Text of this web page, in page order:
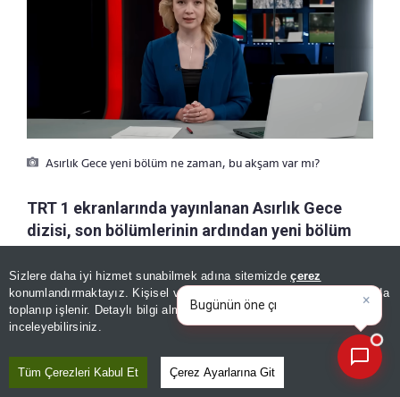
Sizlere daha iyi hizmet sunabilmek adına sitemizdeçerez
konumlandırmaktayız. Kişisel verileriniz, KVKK ve GDPR kapsamında
toplanıp işlenir. Detaylı bilgi almak içinAydınlatma Metnimizi
inceleyebilirsiniz.
Tüm Çerezleri Kabul Et Çerez Ayarlarına Git
Asırlık Gece yeni bölüm ne zaman, bu akşam var mı?
TRT 1 ekranlarında yayınlanan Asırlık Gece
dizisi, son bölümlerinin ardından yeni bölüm
15 Temmuz 2016 gecesinde yaşanan olayları
konu alan yapımın 8. bölüm fragmanının
paylaşılmasıyla birlikte, "Asırlık Gece yeni
bölüm ne zaman?" ve "Asırlık Gece bu akşam
var mı?" soruları da cevap aramaya başladı.
×
Bugünün öne çıkan manşetleri
ve gelişmeleri neler?